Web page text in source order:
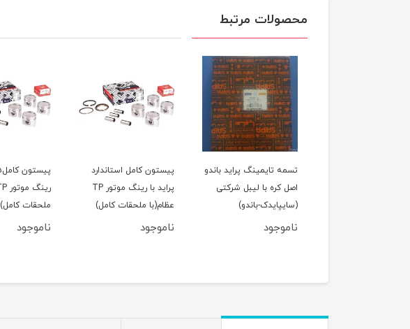
محصولات مرتبط
تسمه تایمینگ پراید باندو
اصل کره با لیبل شرکتی
(سایپایدک-باندو)
ناموجود
پیستون کامل استاندارد
پراید با رینگ موتور TP
عظام(با ملحقات کامل)
ناموجود
ملحقات کامل)
ناموجود